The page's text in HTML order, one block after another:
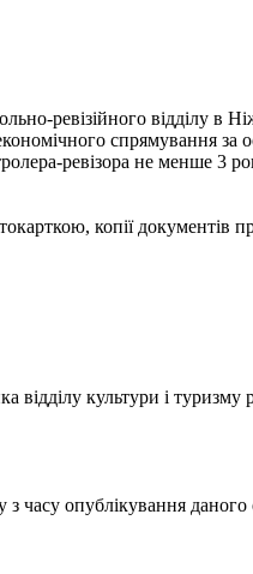
ревізійного відділу в
спрямування за
ревізора не менше 3
копії документів
культури і туризму
часу опублікування